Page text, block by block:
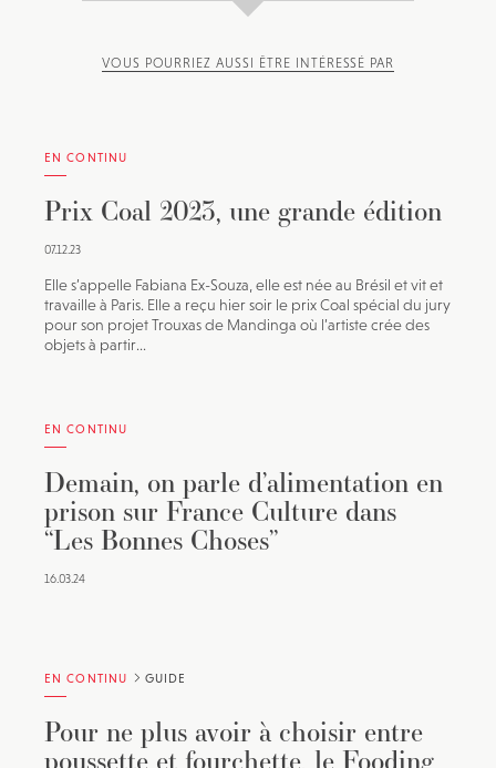
VOUS POURRIEZ AUSSI ÊTRE INTÉRESSÉ PAR
EN CONTINU
Prix Coal 2023, une grande édition
07.12.23
Elle s’appelle Fabiana Ex-Souza, elle est née au Brésil et vit et
travaille à Paris. Elle a reçu hier soir le prix Coal spécial du jury
pour son projet Trouxas de Mandinga où l’artiste crée des
objets à partir...
EN CONTINU
Demain, on parle d’alimentation en
prison sur France Culture dans
“Les Bonnes Choses”
16.03.24
EN CONTINU GUIDE
Pour ne plus avoir à choisir entre
poussette et fourchette, le Fooding